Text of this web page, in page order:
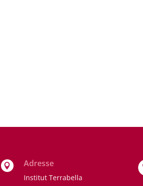
 Adresse
Institut Terrabella